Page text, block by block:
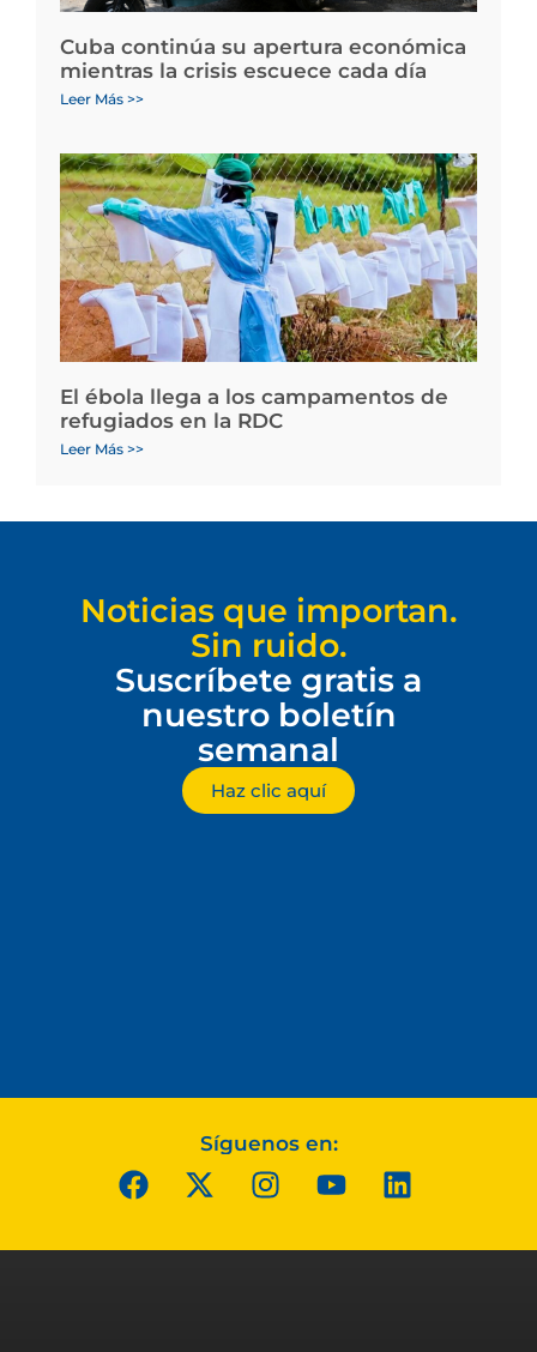
Cuba continúa su apertura económica
mientras la crisis escuece cada día
Leer Más >>
El ébola llega a los campamentos de
refugiados en la RDC
Leer Más >>
Noticias que importan.
Sin ruido.
Suscríbete gratis a
nuestro boletín
semanal
Haz clic aquí
Síguenos en: